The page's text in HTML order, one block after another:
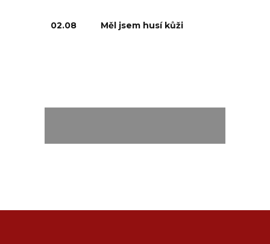
02.08 Měl jsem husí kůži